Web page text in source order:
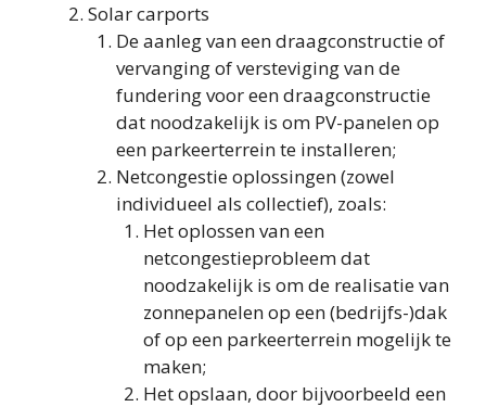
Solar carports
De aanleg van een draagconstructie of
vervanging of versteviging van de
fundering voor een draagconstructie
dat noodzakelijk is om PV-panelen op
een parkeerterrein te installeren;
Netcongestie oplossingen (zowel
individueel als collectief), zoals:
Het oplossen van een
netcongestieprobleem dat
noodzakelijk is om de realisatie van
zonnepanelen op een (bedrijfs-)dak
of op een parkeerterrein mogelijk te
maken;
Het opslaan, door bijvoorbeeld een